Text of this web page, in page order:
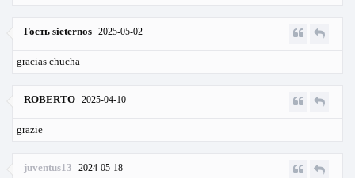
Гость sieternos 2025-05-02
gracias chucha
ROBERTO 2025-04-10
grazie
juventus13 2024-05-18